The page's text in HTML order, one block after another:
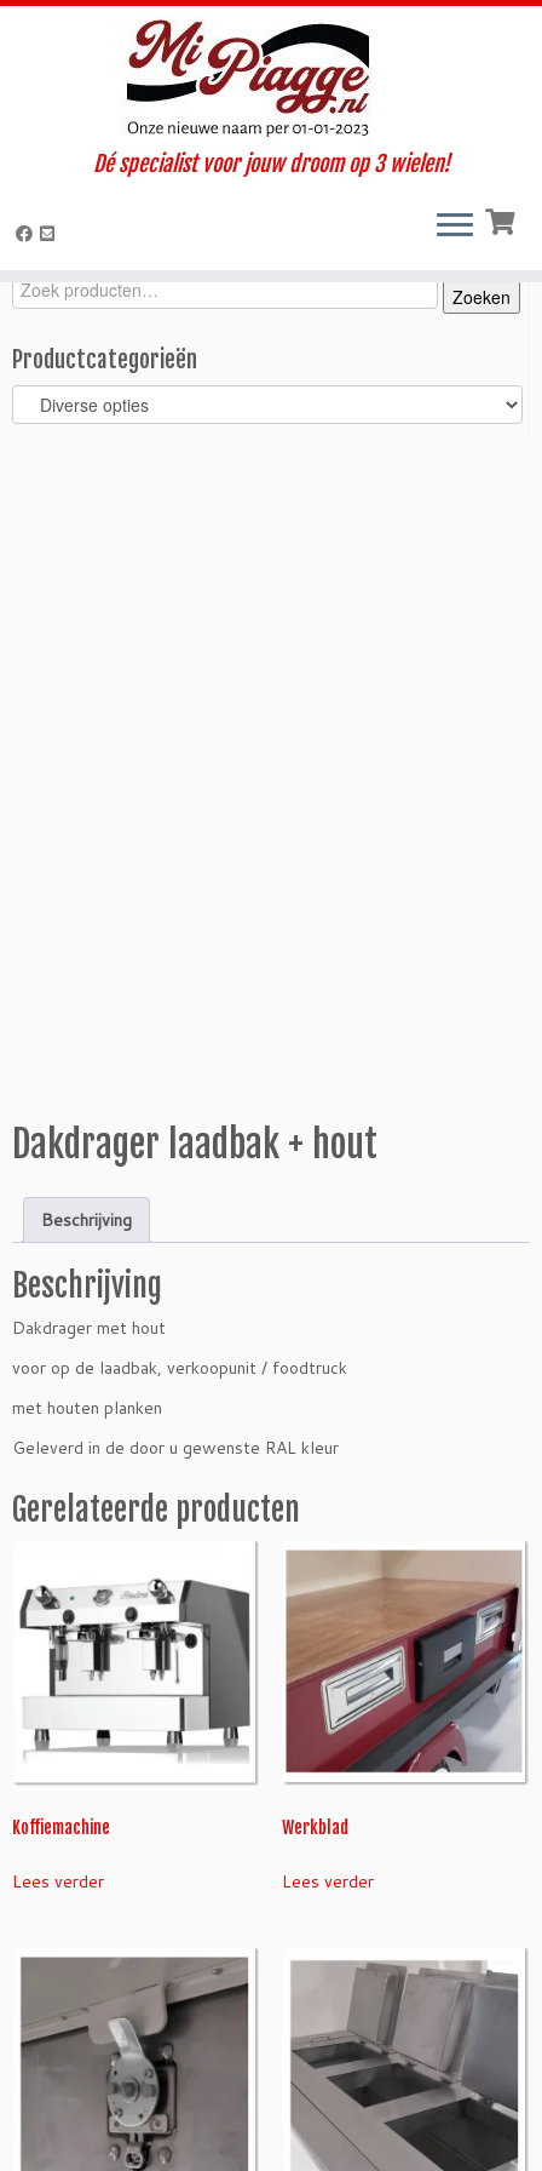
Dé specialist voor jouw droom op 3 wielen!
Ape specials & opties » Diverse opties » Dakdrager
Zoeken
Zoeken
naar:
Zoeken
Productcategorieën
Dakdrager laadbak + hout
Beschrijving
Beschrijving
Dakdrager met hout
voor op de laadbak, verkoopunit / foodtruck
met houten planken
Geleverd in de door u gewenste RAL kleur
Gerelateerde producten
Koffiemachine
Lees verder
Werkblad
Lees verder